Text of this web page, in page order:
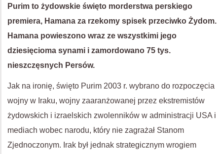
Purim to żydowskie święto morderstwa perskiego
premiera, Hamana za rzekomy spisek przeciwko Żydom.
Hamana powieszono wraz ze wszystkimi jego
dziesięcioma synami i zamordowano 75 tys.
nieszczęsnych Persów.
Jak na ironię, święto Purim 2003 r. wybrano do rozpoczęcia
wojny w Iraku, wojny zaaranżowanej przez ekstremistów
żydowskich i izraelskich zwolenników w administracji USA i
mediach wobec narodu, który nie zagrażał Stanom
Zjednoczonym. Irak był jednak strategicznym wrogiem